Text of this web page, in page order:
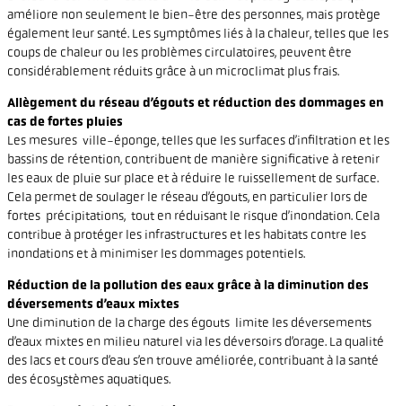
améliore non seulement le bien-être des personnes, mais protège
également leur santé. Les symptômes liés à la chaleur, telles que les
coups de chaleur ou les problèmes circulatoires, peuvent être
considérablement réduits grâce à un microclimat plus frais.
Allègement du réseau d’égouts et réduction des dommages en
cas de fortes pluies
Les mesures ville-éponge, telles que les surfaces d’infiltration et les
bassins de rétention, contribuent de manière significative à retenir
les eaux de pluie sur place et à réduire le ruissellement de surface.
Cela permet de soulager le réseau d’égouts, en particulier lors de
fortes précipitations, tout en réduisant le risque d’inondation. Cela
contribue à protéger les infrastructures et les habitats contre les
inondations et à minimiser les dommages potentiels.
Réduction de la pollution des eaux grâce à la diminution des
déversements d’eaux mixtes
Une diminution de la charge des égouts limite les déversements
d’eaux mixtes en milieu naturel via les déversoirs d’orage. La qualité
des lacs et cours d’eau s’en trouve améliorée, contribuant à la santé
des écosystèmes aquatiques.